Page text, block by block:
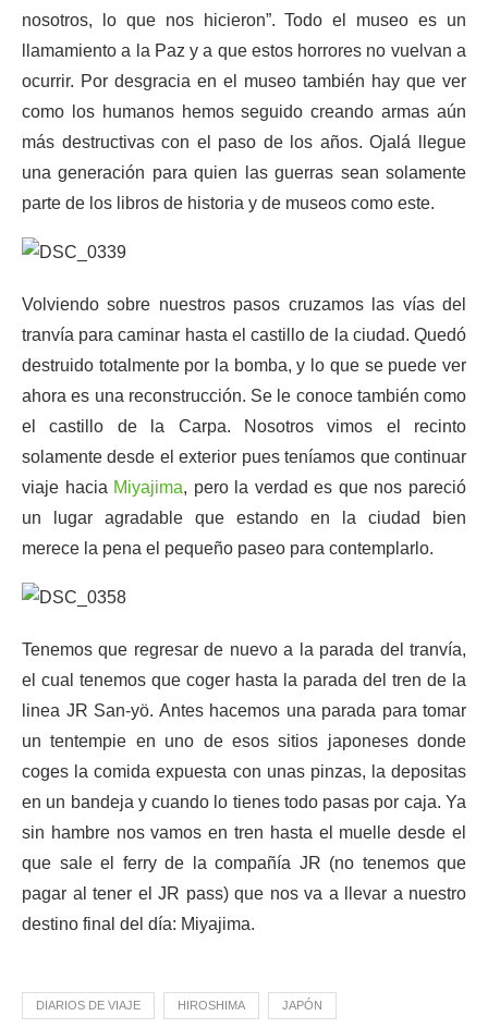
nosotros, lo que nos hicieron”. Todo el museo es un
llamamiento a la Paz y a que estos horrores no vuelvan a
ocurrir. Por desgracia en el museo también hay que ver
como los humanos hemos seguido creando armas aún
más destructivas con el paso de los años. Ojalá llegue
una generación para quien las guerras sean solamente
parte de los libros de historia y de museos como este.
Volviendo sobre nuestros pasos cruzamos las vías del
tranvía para caminar hasta el castillo de la ciudad. Quedó
destruido totalmente por la bomba, y lo que se puede ver
ahora es una reconstrucción. Se le conoce también como
el castillo de la Carpa. Nosotros vimos el recinto
solamente desde el exterior pues teníamos que continuar
viaje hacia Miyajima, pero la verdad es que nos pareció
un lugar agradable que estando en la ciudad bien
merece la pena el pequeño paseo para contemplarlo.
Tenemos que regresar de nuevo a la parada del tranvía,
el cual tenemos que coger hasta la parada del tren de la
linea JR San-yö. Antes hacemos una parada para tomar
un tentempie en uno de esos sitios japoneses donde
coges la comida expuesta con unas pinzas, la depositas
en un bandeja y cuando lo tienes todo pasas por caja. Ya
sin hambre nos vamos en tren hasta el muelle desde el
que sale el ferry de la compañía JR (no tenemos que
pagar al tener el JR pass) que nos va a llevar a nuestro
destino final del día: Miyajima.
DIARIOS DE VIAJE HIROSHIMA JAPÓN